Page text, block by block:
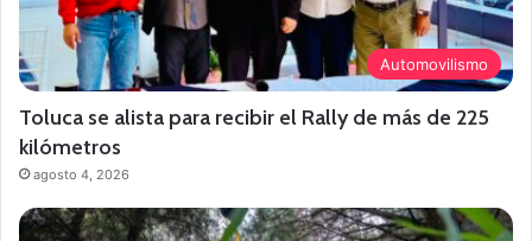
Automovilismo
Toluca se alista para recibir el Rally de más de 225
kilómetros
agosto 4, 2026